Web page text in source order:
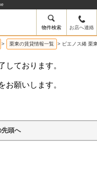
物件検索 お店へ連絡
> 栗東の賃貸情報一覧 > ビエノス綣 栗
しております。
お願いします。
先頭へ